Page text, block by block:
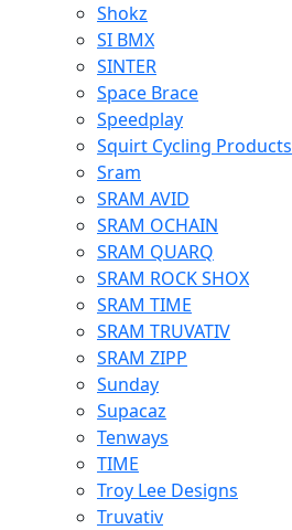
Shokz
SI BMX
SINTER
Space Brace
Speedplay
Squirt Cycling Products
Sram
SRAM AVID
SRAM OCHAIN
SRAM QUARQ
SRAM ROCK SHOX
SRAM TIME
SRAM TRUVATIV
SRAM ZIPP
Sunday
Supacaz
Tenways
TIME
Troy Lee Designs
Truvativ